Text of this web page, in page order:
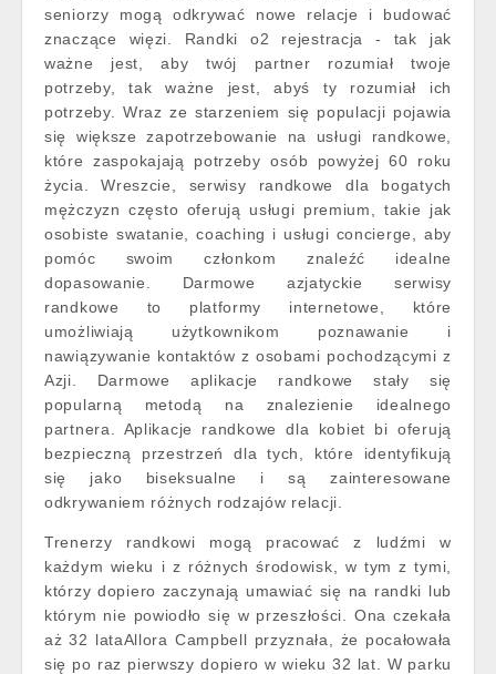
seniorzy mogą odkrywać nowe relacje i budować
znaczące więzi. Randki o2 rejestracja - tak jak
ważne jest, aby twój partner rozumiał twoje
potrzeby, tak ważne jest, abyś ty rozumiał ich
potrzeby. Wraz ze starzeniem się populacji pojawia
się większe zapotrzebowanie na usługi randkowe,
które zaspokajają potrzeby osób powyżej 60 roku
życia. Wreszcie, serwisy randkowe dla bogatych
mężczyzn często oferują usługi premium, takie jak
osobiste swatanie, coaching i usługi concierge, aby
pomóc swoim członkom znaleźć idealne
dopasowanie. Darmowe azjatyckie serwisy
randkowe to platformy internetowe, które
umożliwiają użytkownikom poznawanie i
nawiązywanie kontaktów z osobami pochodzącymi z
Azji. Darmowe aplikacje randkowe stały się
popularną metodą na znalezienie idealnego
partnera. Aplikacje randkowe dla kobiet bi oferują
bezpieczną przestrzeń dla tych, które identyfikują
się jako biseksualne i są zainteresowane
odkrywaniem różnych rodzajów relacji.
Trenerzy randkowi mogą pracować z ludźmi w
każdym wieku i z różnych środowisk, w tym z tymi,
którzy dopiero zaczynają umawiać się na randki lub
którym nie powiodło się w przeszłości. Ona czekała
aż 32 lataAllora Campbell przyznała, że pocałowała
się po raz pierwszy dopiero w wieku 32 lat. W parku